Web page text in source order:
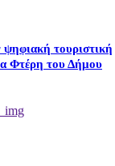
τουριστική
Φτέρη του Δήμου